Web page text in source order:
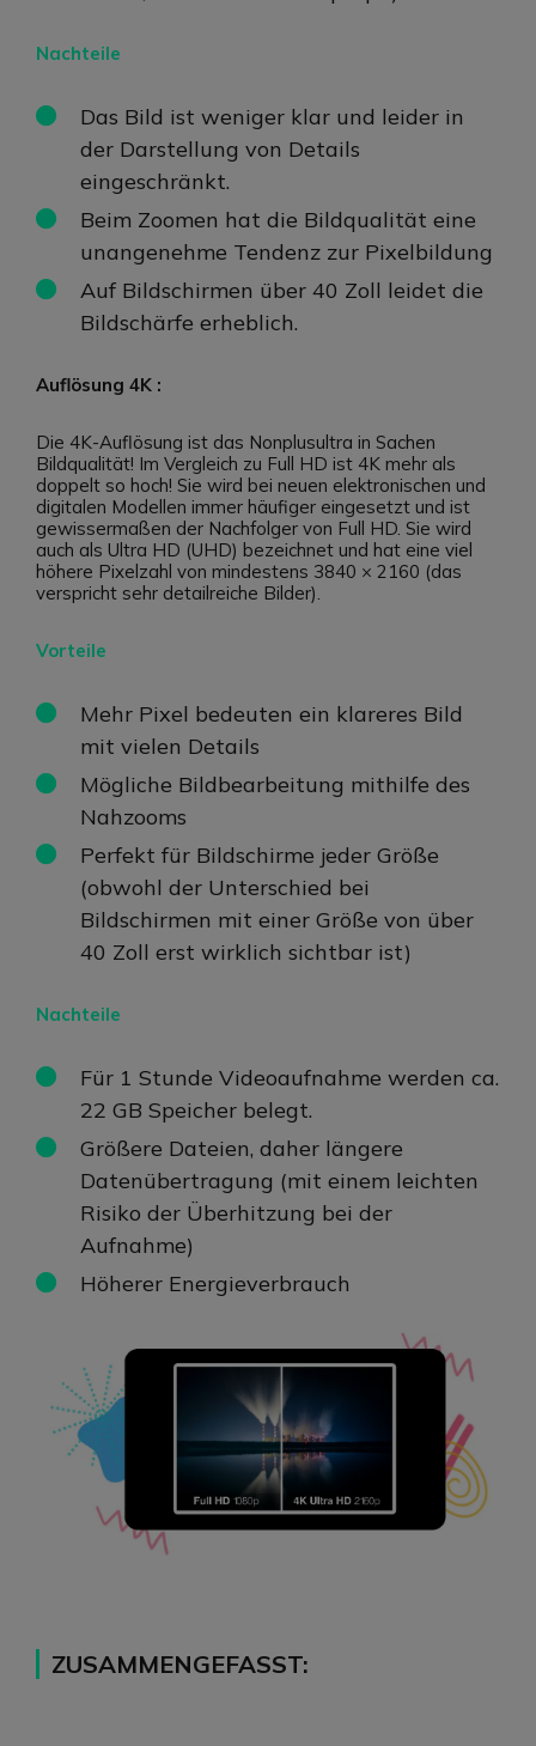
Nachteile
Das Bild ist weniger klar und leider in
der Darstellung von Details
eingeschränkt.
Beim Zoomen hat die Bildqualität eine
unangenehme Tendenz zur Pixelbildung
Auf Bildschirmen über 40 Zoll leidet die
Bildschärfe erheblich.
Auflösung 4K :
Die 4K-Auflösung ist das Nonplusultra in Sachen
Bildqualität! Im Vergleich zu Full HD ist 4K mehr als
doppelt so hoch! Sie wird bei neuen elektronischen und
digitalen Modellen immer häufiger eingesetzt und ist
gewissermaßen der Nachfolger von Full HD. Sie wird
auch als Ultra HD (UHD) bezeichnet und hat eine viel
höhere Pixelzahl von mindestens 3840 × 2160 (das
verspricht sehr detailreiche Bilder).
Vorteile
Mehr Pixel bedeuten ein klareres Bild
mit vielen Details
Mögliche Bildbearbeitung mithilfe des
Nahzooms
Perfekt für Bildschirme jeder Größe
(obwohl der Unterschied bei
Bildschirmen mit einer Größe von über
40 Zoll erst wirklich sichtbar ist)
Nachteile
Für 1 Stunde Videoaufnahme werden ca.
22 GB Speicher belegt.
Größere Dateien, daher längere
Datenübertragung (mit einem leichten
Risiko der Überhitzung bei der
Aufnahme)
Höherer Energieverbrauch
ZUSAMMENGEFASST: